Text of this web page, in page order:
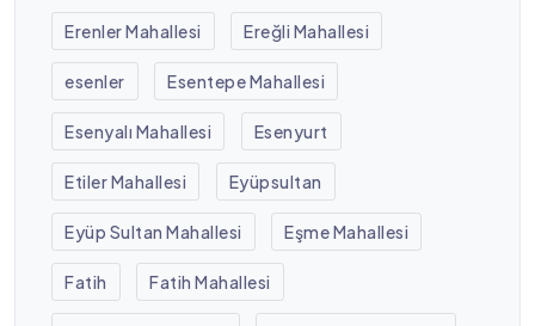
Erenler Mahallesi Ereğli Mahallesi
esenler Esentepe Mahallesi
Esenyalı Mahallesi Esenyurt
Etiler Mahallesi Eyüpsultan
Eyüp Sultan Mahallesi Eşme Mahallesi
Fatih Fatih Mahallesi